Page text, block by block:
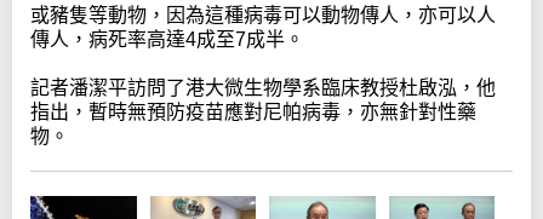
或豬隻等動物，因為這種病毒可以動物傳人，亦可以人
傳人，病死率高達4成至7成半。
記者潘潔平訪問了港大微生物學系臨床教授杜啟泓，他
指出，暫時無預防疫苗應對尼帕病毒，亦無針對性藥
物。